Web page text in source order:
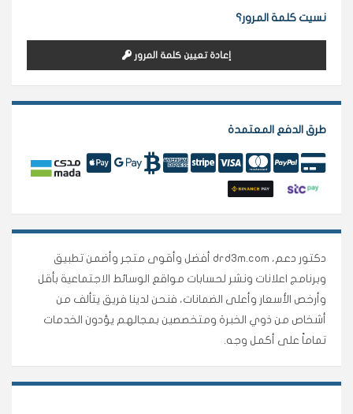
نسيت كلمة المرور؟
إعادة تعيين كلمة المرور
طرق الدفع المعتمدة
دكتور دعم، drd3m.com أفضل وأقوى متجر وأضمن تطبيق
وبرنامج اعلانات ونشر لحسابات مواقع الوسائط الاجتماعية بأقل
وأرخص الأسعار وأعلى الضمانات، فنحن لدينا فريق يتألف من
أشخاص من ذوي الخبرة ومتخصصين بمجالهم يؤدون الخدمات
تماماً على أكمل وجه.